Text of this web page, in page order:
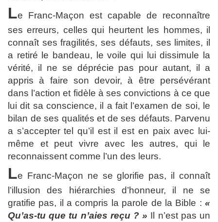
Le Franc-Maçon est capable de reconnaître
ses erreurs, celles qui heurtent les hommes, il
connaît ses fragilités, ses défauts, ses limites, il
a retiré le bandeau, le voile qui lui dissimule la
vérité, il ne se déprécie pas pour autant, il a
appris à faire son devoir, à être persévérant
dans l’action et fidèle à ses convictions à ce que
lui dit sa conscience, il a fait l’examen de soi, le
bilan de ses qualités et de ses défauts. Parvenu
a s’accepter tel qu’il est il est en paix avec lui-
même et peut vivre avec les autres, qui le
reconnaissent comme l’un des leurs.
Le Franc-Maçon ne se glorifie pas, il connaît
l’illusion des hiérarchies d’honneur, il ne se
gratifie pas, il a compris la parole de la Bible : «
Qu’as-tu que tu n’aies reçu ? » Il n’est pas un